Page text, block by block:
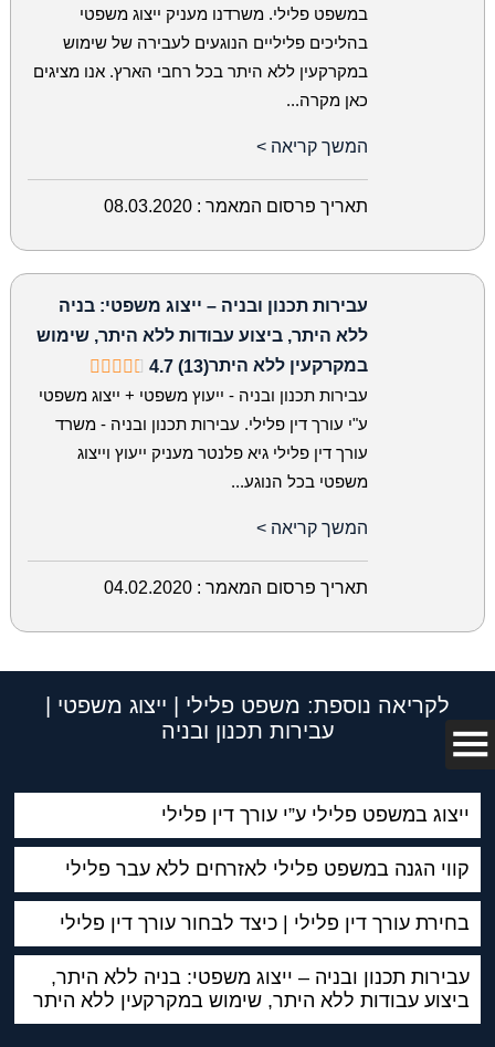
במשפט פלילי. משרדנו מעניק ייצוג משפטי
בהליכים פליליים הנוגעים לעבירה של שימוש
במקרקעין ללא היתר בכל רחבי הארץ. אנו מציגים
כאן מקרה...
המשך קריאה >
תאריך פרסום המאמר : 08.03.2020
עבירות תכנון ובניה – ייצוג משפטי: בניה
ללא היתר, ביצוע עבודות ללא היתר, שימוש
במקרקעין ללא היתר4.7 (13)
עבירות תכנון ובניה - ייעוץ משפטי + ייצוג משפטי
ע"י עורך דין פלילי. עבירות תכנון ובניה - משרד
עורך דין פלילי גיא פלנטר מעניק ייעוץ וייצוג
משפטי בכל הנוגע...
המשך קריאה >
תאריך פרסום המאמר : 04.02.2020
לקריאה נוספת: משפט פלילי | ייצוג משפטי |
עבירות תכנון ובניה
ייצוג במשפט פלילי ע”י עורך דין פלילי
קווי הגנה במשפט פלילי לאזרחים ללא עבר פלילי
בחירת עורך דין פלילי | כיצד לבחור עורך דין פלילי
עבירות תכנון ובניה – ייצוג משפטי: בניה ללא היתר,
ביצוע עבודות ללא היתר, שימוש במקרקעין ללא היתר